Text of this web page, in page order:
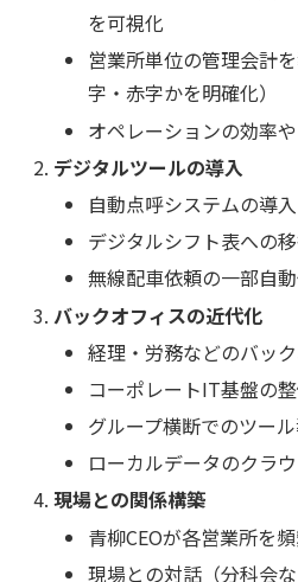
を可視化
営業所単位の管理会計
字・赤字かを明確化）
オペレーションの効率
デジタルツールの導入
自動点呼システムの導入
デジタルシフト表への
無線配車依頼の一部自
バックオフィスの近代化
経理・労務などのバッ
コーポレートIT基盤の
グループ横断でのツー
ローカルデータのクラ
現場との関係構築
青柳CEOが各営業所を
現場との対話（分科会